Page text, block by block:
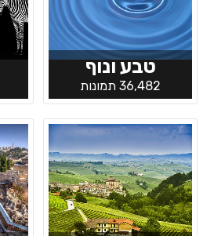
טבע ונוף
36,482 תמונות